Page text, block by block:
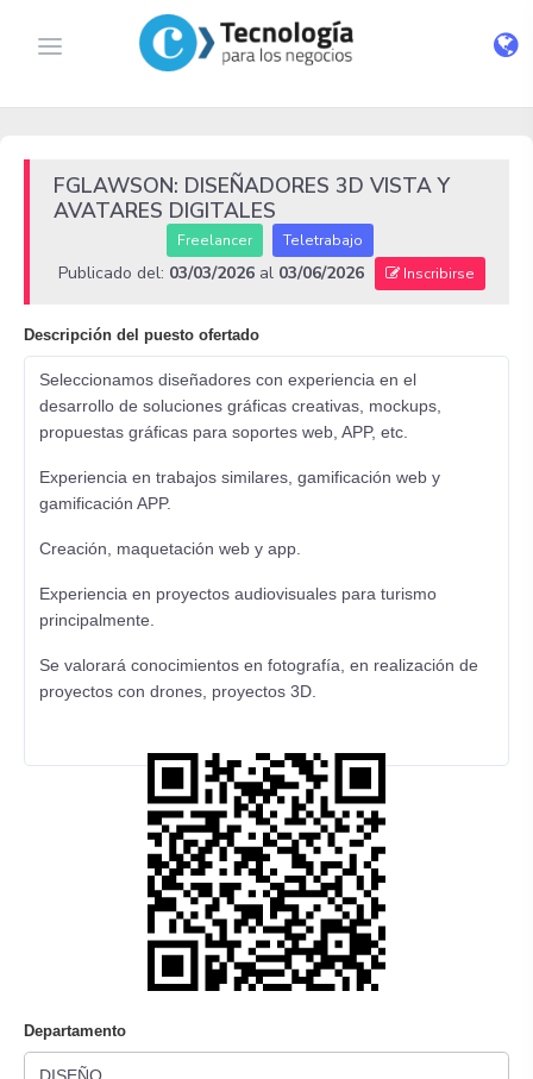
FGLAWSON: DISEÑADORES 3D VISTA Y
AVATARES DIGITALES
Freelancer Teletrabajo
Publicado del: 03/03/2026 al 03/06/2026 Inscribirse
Descripción del puesto ofertado
Seleccionamos diseñadores con experiencia en el
desarrollo de soluciones gráficas creativas, mockups,
propuestas gráficas para soportes web, APP, etc.
Experiencia en trabajos similares, gamificación web y
gamificación APP.
Creación, maquetación web y app.
Experiencia en proyectos audiovisuales para turismo
principalmente.
Se valorará conocimientos en fotografía, en realización de
proyectos con drones, proyectos 3D.
Departamento